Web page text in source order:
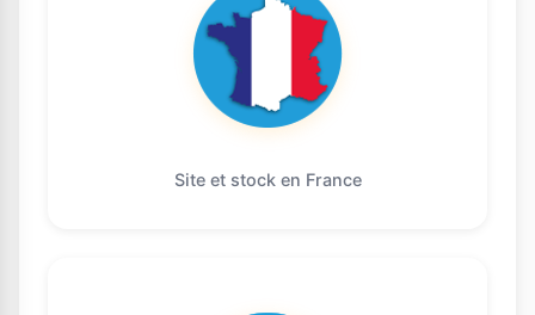
Site et stock en France